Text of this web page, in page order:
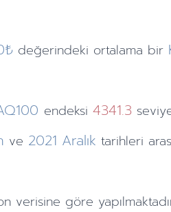
değerindeki ortalama bir
endeksi4341.3
ve 2021 Aralık tarihleri
verisine göre